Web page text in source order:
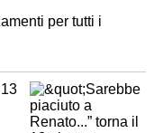
per tutti i